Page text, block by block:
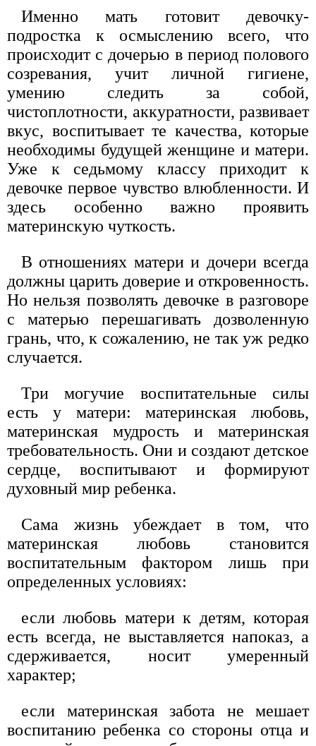
Именно мать готовит девочку-
подростка к осмыслению всего, что
происходит с дочерью в период полового
созревания, учит личной гигиене,
умению следить за собой,
чистоплотности, аккуратности, развивает
вкус, воспитывает те качества, которые
необходимы будущей женщине и матери.
Уже к седьмому классу приходит к
девочке первое чувство влюбленности. И
здесь особенно важно проявить
материнскую чуткость.
В отношениях матери и дочери всегда
должны царить доверие и откровенность.
Но нельзя позволять девочке в разговоре
с матерью перешагивать дозволенную
грань, что, к сожалению, не так уж редко
случается.
Три могучие воспитательные силы
есть у матери: материнская любовь,
материнская мудрость и материнская
требовательность. Они и создают детское
сердце, воспитывают и формируют
духовный мир ребенка.
Сама жизнь убеждает в том, что
материнская любовь становится
воспитательным фактором лишь при
определенных условиях:
если любовь матери к детям, которая
есть всегда, не выставляется напоказ, а
сдерживается, носит умеренный
характер;
если материнская забота не мешает
воспитанию ребенка со стороны отца и